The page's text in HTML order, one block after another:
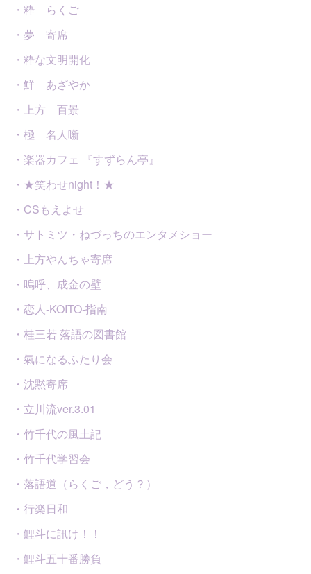
・粋 らくご
・夢 寄席
・粋な文明開化
・鮮 あざやか
・上方 百景
・極 名人噺
・楽器カフェ 『すずらん亭』
・★笑わせnight！★
・CSもえよせ
・サトミツ・ねづっちのエンタメショー
・上方やんちゃ寄席
・嗚呼、成金の壁
・恋人-KOITO-指南
・桂三若 落語の図書館
・氣になるふたり会
・沈黙寄席
・立川流ver.3.01
・竹千代の風土記
・竹千代学習会
・落語道（らくご，どう？）
・行楽日和
・鯉斗に訊け！！
・鯉斗五十番勝負